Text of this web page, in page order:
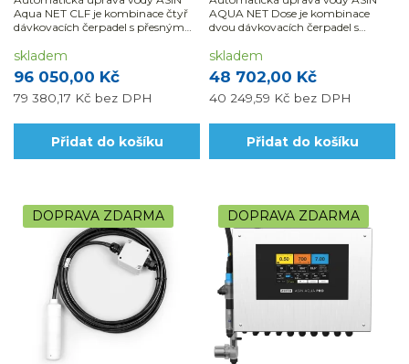
Aqua NET CLF je kombinace čtyř
dávkovacích čerpadel s přesným
až do...
96 050,00 Kč
79 380,17 Kč bez DPH
skladem
Přidat do košíku
AQUA NET Dose je kombinace
dvou dávkovacích čerpadel s
SPA přísad....
48 702,00 Kč
40 249,59 Kč bez DPH
skladem
Přidat do košíku
DOPRAVA ZDARMA DOPRAVA ZDARMA